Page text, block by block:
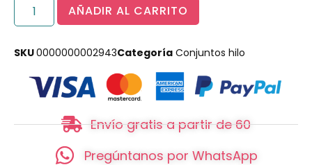
AÑADIR AL CARRITO
SKU0000000002943Categoría Conjuntos hilo
Envío gratis a partir de 60
Pregúntanos por WhatsApp